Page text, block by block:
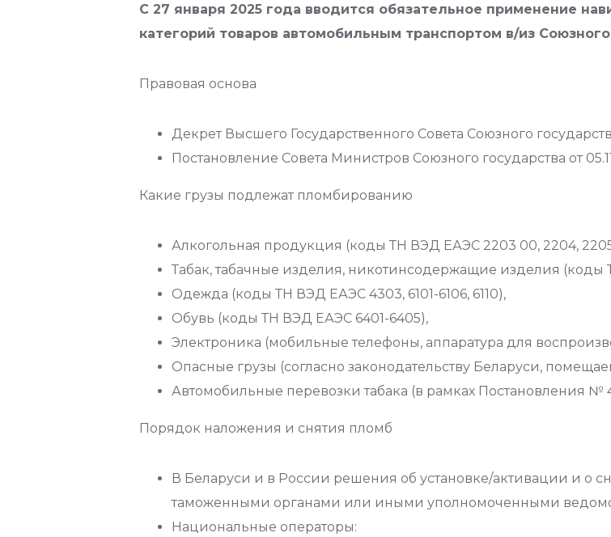
С 27 января 2025 года вводится обязательное применение
категорий товаров автомобильным транспортом в/из
Правовая основа
Декрет Высшего Государственного Совета Союзного
Постановление Совета Министров Союзного государства от
Какие грузы подлежат пломбированию
Алкогольная продукция (коды ТН ВЭД ЕАЭС 2203 00, 2204,
Табак, табачные изделия, никотинсодержащие изделия (коды
Одежда (коды ТН ВЭД ЕАЭС 4303, 6101-6106, 6110),
Обувь (коды ТН ВЭД ЕАЭС 6401-6405),
Электроника (мобильные телефоны, аппаратура для
Опасные грузы (согласно законодательству Беларуси,
Автомобильные перевозки табака (в рамках Постановления №
Порядок наложения и снятия пломб
В Беларуси и в России решения об установке/активации и о
таможенными органами или иными уполномоченными
Национальные операторы: